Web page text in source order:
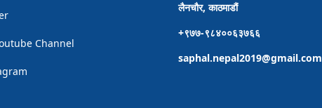
Channel
लैनचौर, काठमाडौं
+९७७-९८४००६३७६६
saphal.nepal2019@gmail.com